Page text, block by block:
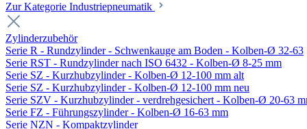
Zur Kategorie Industriepneumatik
Zylinderzubehör
Serie R - Rundzylinder - Schwenkauge am Boden - Kolben-Ø 32-63
Serie RST - Rundzylinder nach ISO 6432 - Kolben-Ø 8-25 mm
Serie SZ - Kurzhubzylinder - Kolben-Ø 12-100 mm alt
Serie SZ - Kurzhubzylinder - Kolben-Ø 12-100 mm neu
Serie SZV - Kurzhubzylinder - verdrehgesichert - Kolben-Ø 20-63
Serie FZ - Führungszylinder - Kolben-Ø 16-63 mm
Serie NZN - Kompaktzylinder